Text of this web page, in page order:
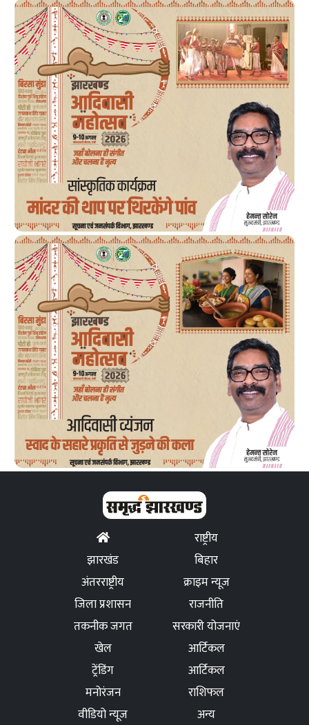
राष्ट्रीय
झारखंड
बिहार
अंतरराष्ट्रीय
क्राइम न्यूज
जिला प्रशासन
राजनीति
तकनीक जगत
सरकारी योजनाएं
खेल
आर्टिकल
ट्रेंडिंग
आर्टिकल
मनोरंजन
राशिफल
वीडियो न्यूज
अन्य